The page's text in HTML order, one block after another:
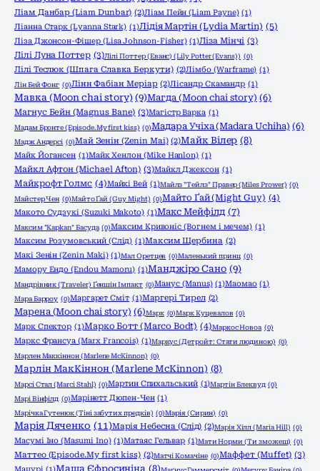
Ліам Данбар (Liam Dunbar) (2)Ліам Пейн (Liam Payne) (1)
Ліанна Старк (Lyanna Stark) (1)Лідія Мартін (Lydia Martin) (5)
Ліза Джонсон-Фішер (Lisa Johnson-Fisher) (1)Ліза Мінчі (3)
Лілі Луна Поттер (3)Лілі Поттер (Еванс) (Lily Potter (Evans)) (0)
Лілі Теслюк (Шпага Славка Беркути) (2)Лімбо (Warframe) (1)
Лін Бей Фонг (0)Лінн Фабіан Меріар (2)Лісандр Скамандр (1)
Мавка (Moon chai story) (9)Магда (Moon chai story) (6)
Магнус Бейн (Magnus Bane) (3)Магістр Варка (1)
Мадам Бронте (Episode.My first kiss) (0)Мадара Учіха (Madara Uchiha) (6)
Мадж Андерсі (0)Май Зенін (Zenin Mai) (2)Майк Вілер (8)
Майк Йогансен (1)Майк Хенлон (Mike Hanlon) (1)
Майкл Афтон (Michael Afton) (3)Майкл Джексон (1)
Майкрофт Голмс (4)Майкі Вей (1)Майлз "Тейлз" Правер (Miles Prower) (0)
Майстер Чен (0)Майто Ґай (Guy Might) (0)Майто Ґай (Might Guy) (4)
Макото Судзукі (Suzuki Makoto) (1)Макс Мейфілд (7)
Максим "Kapkan" Басуда (0)Максим Кривоніс (Вогнем і мечем) (1)
Максим Розумовський (Слід) (1)Максим Щербина (2)
Макі Зенін (Zenin Maki) (1)Мал Оретцев (0)Маленький принц (0)
Мамору Ендо (Endou Mamoru) (1)Манджіро Сано (9)
Мандрівник (Traveler) Ґеншін Імпакт (0)Манус (Manus) (1)Маомао (1)
Мара Барроу (0)Маргарет Сміт (1)Маргері Тирел (2)
Марена (Moon chai story) (6)Марк (0)Марк Куцевалов (0)
Марк Спектор (1)Марко Ботт (Marco Bodt) (4)Маркос Новоа (0)
Маркс Франсуа (Marx Francois) (1)Маркус (Детройт: Стати людиною) (0)
Марлен Маккіннон (Marlene McKinnon) (0)
Марлін МакКіннон (Marlene McKinnon) (8)
Марсі Стал (Marci Stahl) (0)Мартин Спихальський (1)Мартін Блеквуд (0)
Марі Вінфілд (0)Марінетт Дюпен-Чен (1)
Марічка Гутенюк (Тіні забутих предків) (0)Марія (Сирин) (0)
Марія Дяченко (11)Марія Небесна (Слід) (2)Марія Хілл (Maria Hill) (0)
Масумі Іно (Masumi Ino) (1)Матаяс Гельвар (1)Мати Норми (Ти зможеш) (0)
Маттео (Episode.My first kiss) (2)Матчі Комачіне (0)Маффет (Muffet) (3)
Маша Єфросиніна (8)